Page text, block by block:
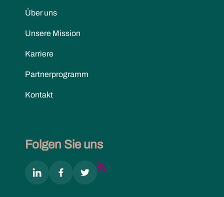
Über uns
Unsere Mission
Karriere
Partnerprogramm
Kontakt
Folgen Sie uns